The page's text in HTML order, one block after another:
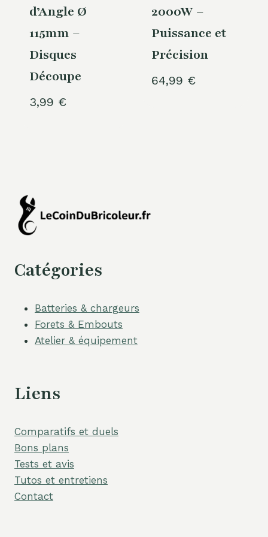
d’Angle Ø
115mm –
Disques
Découpe
3,99 €
2000W –
Puissance et
Précision
64,99 €
Catégories
Batteries & chargeurs
Forets & Embouts
Atelier & équipement
Liens
Comparatifs et duels
Bons plans
Tests et avis
Tutos et entretiens
Contact